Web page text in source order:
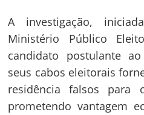
A investigação,
Ministério Público
candidato postulante
seus cabos eleitorais
residência falsos para
prometendo vantagem